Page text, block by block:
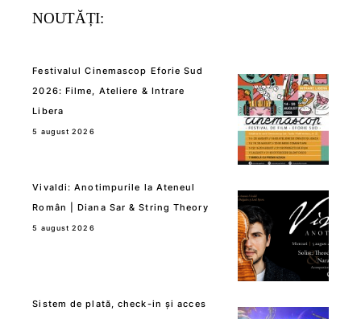
NOUTĂȚI:
Festivalul Cinemascop Eforie Sud
2026: Filme, Ateliere & Intrare
Libera
5 august 2026
Vivaldi: Anotimpurile la Ateneul
Român | Diana Sar & String Theory
5 august 2026
Sistem de plată, check-in și acces